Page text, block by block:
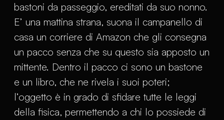
bastoni da passeggio, ereditati da suo nonno.
E’ una mattina strana, suona il campanello di
casa un corriere di Amazon che gli consegna
un pacco senza che su questo sia apposto un
mittente. Dentro il pacco ci sono un bastone
e un libro, che ne rivela i suoi poteri;
l’oggetto è in grado di sfidare tutte le leggi
della fisica, permettendo a chi lo possiede di